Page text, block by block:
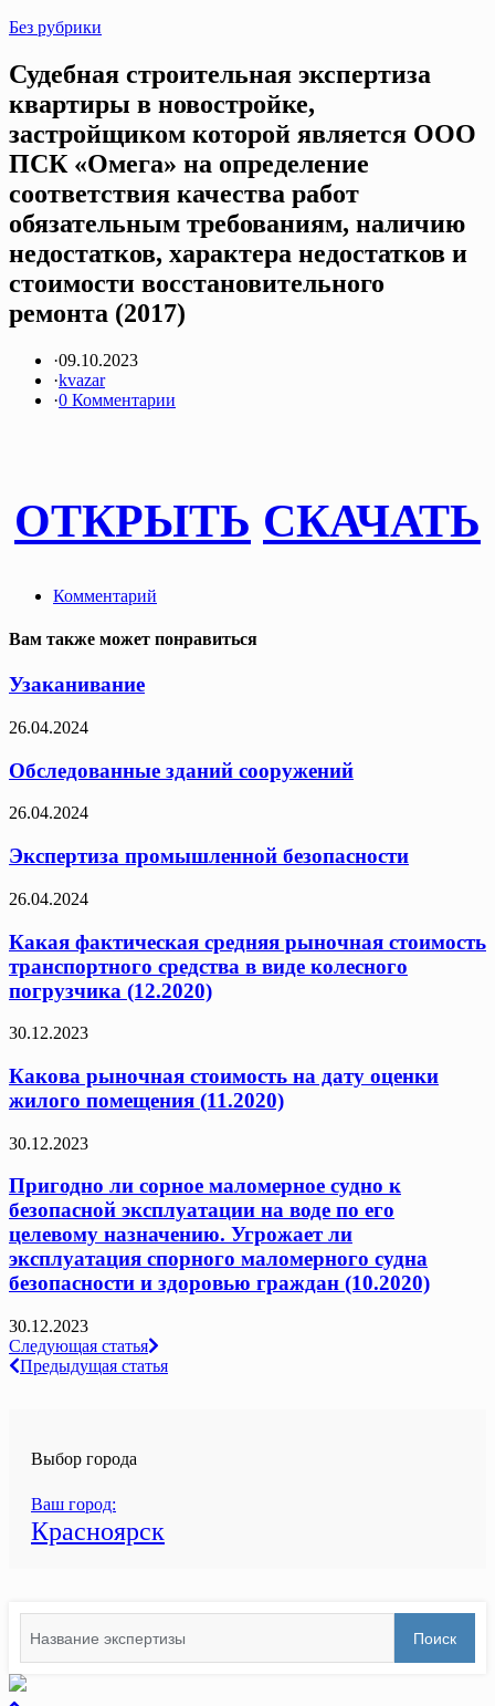
Без рубрики
Судебная строительная экспертиза
квартиры в новостройке,
застройщиком которой является ООО
ПСК «Омега» на определение
соответствия качества работ
обязательным требованиям, наличию
недостатков, характера недостатков и
стоимости восстановительного
ремонта (2017)
·09.10.2023
·kvazar
·0 Комментарии
ОТКРЫТЬ СКАЧАТЬ
Комментарий
Вам также может понравиться
Узаканивание
26.04.2024
Обследованные зданий сооружений
26.04.2024
Экспертиза промышленной безопасности
26.04.2024
Какая фактическая средняя рыночная стоимость
транспортного средства в виде колесного
погрузчика (12.2020)
30.12.2023
Какова рыночная стоимость на дату оценки
жилого помещения (11.2020)
30.12.2023
Пригодно ли сорное маломерное судно к
безопасной эксплуатации на воде по его
целевому назначению. Угрожает ли
эксплуатация спорного маломерного судна
безопасности и здоровью граждан (10.2020)
30.12.2023
Навигация
по
Следующая статья
Предыдущая статья
Выбор города
Ваш город:
Красноярск
for:
Поиск